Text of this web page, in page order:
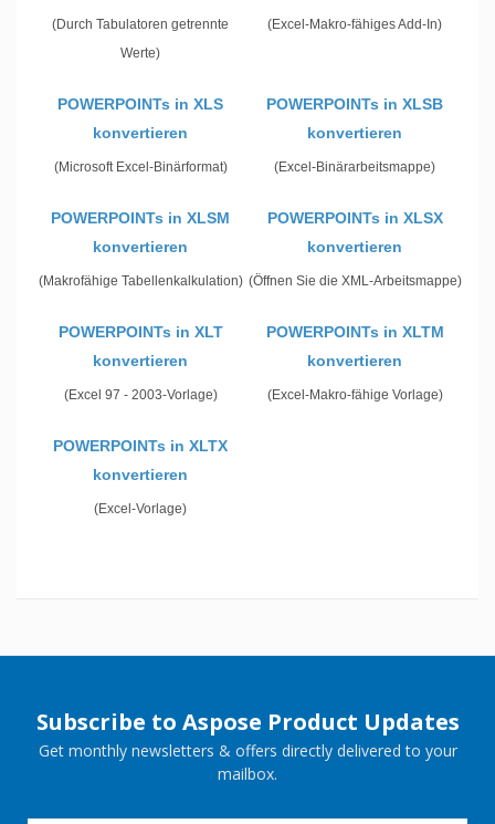
(Durch Tabulatoren getrennte
Werte)
(Excel-Makro-fähiges Add-In)
POWERPOINTs in XLS
konvertieren
(Microsoft Excel-Binärformat)
POWERPOINTs in XLSB
konvertieren
(Excel-Binärarbeitsmappe)
POWERPOINTs in XLSM
konvertieren
(Makrofähige Tabellenkalkulation)
POWERPOINTs in XLSX
konvertieren
(Öffnen Sie die XML-Arbeitsmappe)
POWERPOINTs in XLT
konvertieren
(Excel 97 - 2003-Vorlage)
POWERPOINTs in XLTM
konvertieren
(Excel-Makro-fähige Vorlage)
POWERPOINTs in XLTX
konvertieren
(Excel-Vorlage)
Subscribe to Aspose Product Updates
Get monthly newsletters & offers directly delivered to your
mailbox.